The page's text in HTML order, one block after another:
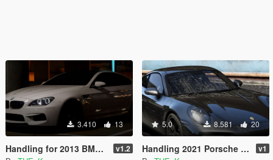
3.410 13
Handling for 2013 BMW M6 F13 v1.2
5.0 8.581 20
Handling 2021 Porsche 911 Turbo S v1